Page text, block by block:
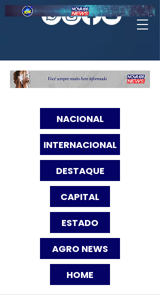
NACIONAL
INTERNACIONAL
DESTAQUE
CAPITAL
ESTADO
AGRO NEWS
HOME